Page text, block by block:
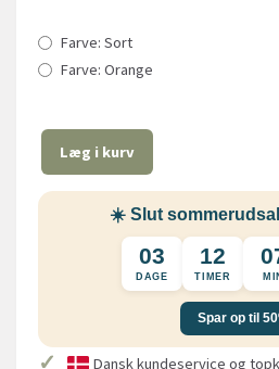
Farve: Sort
Farve: Orange
Læg i kurv
☀️ Slut
03
DAGE
12
TIMER
Spar op til
✓ Dansk kundeservice og